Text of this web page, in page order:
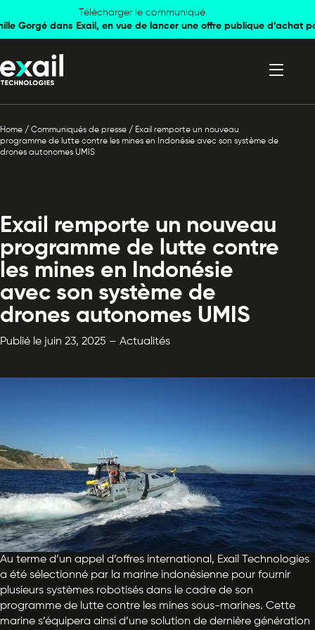
navigation
content
Télécharger le communiqué
Gorgé dans Exail, en vue de lancer une offre publique d’achat
Home / Communiqués de presse / Exail remporte un nouveau
programme de lutte contre les mines en Indonésie avec son système de
drones autonomes UMIS
Exail remporte un nouveau
programme de lutte contre
les mines en Indonésie
avec son système de
drones autonomes UMIS
Publié le juin 23, 2025 – Actualités
Au terme d’un appel d’offres international, Exail Technologies
a été sélectionné par la marine indonésienne pour fournir
plusieurs systèmes robotisés dans le cadre de son
programme de lutte contre les mines sous-marines. Cette
marine s’équipera ainsi d’une solution de dernière génération